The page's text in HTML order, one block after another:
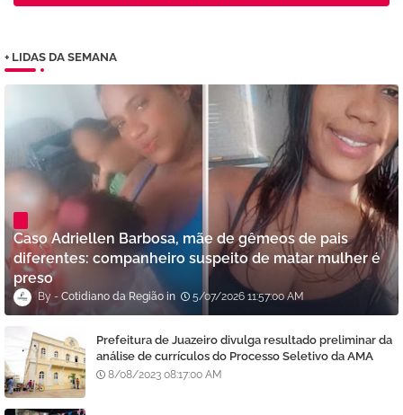
+ LIDAS DA SEMANA
Caso Adriellen Barbosa, mãe de gêmeos de pais
diferentes: companheiro suspeito de matar mulher é
preso
Cotidiano da Região 5/07/2026 11:57:00 AM
Prefeitura de Juazeiro divulga resultado preliminar da
análise de currículos do Processo Seletivo da AMA
8/08/2023 08:17:00 AM